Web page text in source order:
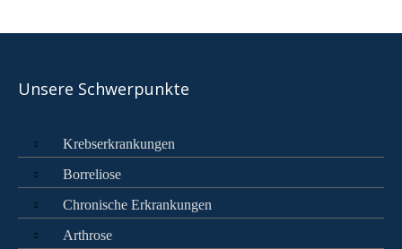
Unsere Schwerpunkte
Krebserkrankungen
Borreliose
Chronische Erkrankungen
Arthrose